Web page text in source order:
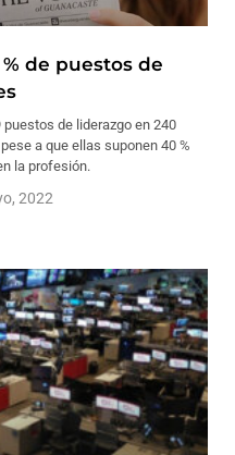
de puestos de
puestos de liderazgo en 240
a que ellas suponen 40 %
la profesión.
2022